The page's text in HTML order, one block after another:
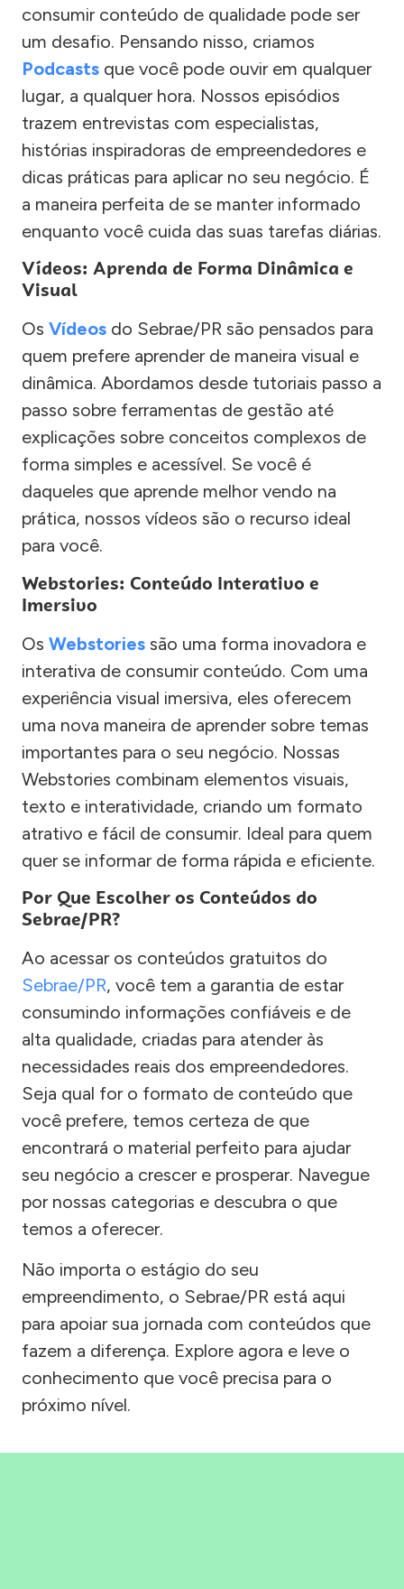
consumir conteúdo de qualidade pode ser
um desafio. Pensando nisso, criamos
Podcasts que você pode ouvir em qualquer
lugar, a qualquer hora. Nossos episódios
trazem entrevistas com especialistas,
histórias inspiradoras de empreendedores e
dicas práticas para aplicar no seu negócio. É
a maneira perfeita de se manter informado
enquanto você cuida das suas tarefas diárias.
Vídeos: Aprenda de Forma Dinâmica e
Visual
Os Vídeos do Sebrae/PR são pensados para
quem prefere aprender de maneira visual e
dinâmica. Abordamos desde tutoriais passo a
passo sobre ferramentas de gestão até
explicações sobre conceitos complexos de
forma simples e acessível. Se você é
daqueles que aprende melhor vendo na
prática, nossos vídeos são o recurso ideal
para você.
Webstories: Conteúdo Interativo e
Imersivo
Os Webstories são uma forma inovadora e
interativa de consumir conteúdo. Com uma
experiência visual imersiva, eles oferecem
uma nova maneira de aprender sobre temas
importantes para o seu negócio. Nossas
Webstories combinam elementos visuais,
texto e interatividade, criando um formato
atrativo e fácil de consumir. Ideal para quem
quer se informar de forma rápida e eficiente.
Por Que Escolher os Conteúdos do
Sebrae/PR?
Ao acessar os conteúdos gratuitos do
Sebrae/PR, você tem a garantia de estar
consumindo informações confiáveis e de
alta qualidade, criadas para atender às
necessidades reais dos empreendedores.
Seja qual for o formato de conteúdo que
você prefere, temos certeza de que
encontrará o material perfeito para ajudar
seu negócio a crescer e prosperar. Navegue
por nossas categorias e descubra o que
temos a oferecer.
Não importa o estágio do seu
empreendimento, o Sebrae/PR está aqui
para apoiar sua jornada com conteúdos que
fazem a diferença. Explore agora e leve o
conhecimento que você precisa para o
próximo nível.